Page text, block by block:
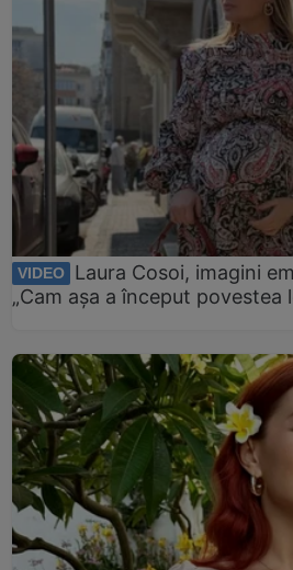
VIDEO
Laura Cosoi, imagini
„Cam așa a început povestea